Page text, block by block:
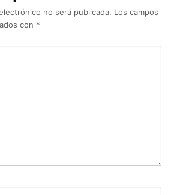
no será publicada. Los campos
con *